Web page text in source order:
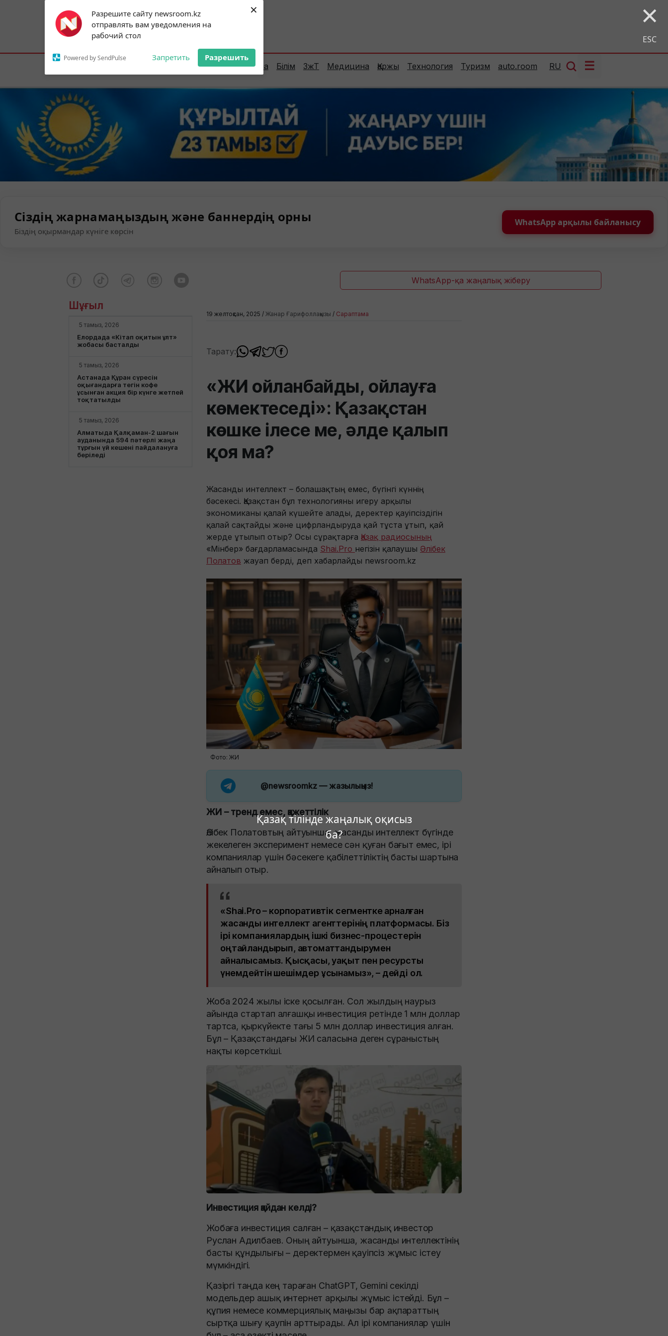
Разрешите сайту newsroom.kz
отправлять вам уведомления на
рабочий стол
Powered by SendPulse Запретить Разрешить
× ×
ESC
Қазақ тілінде жаңалық оқисыз
ба?
Subscribe to our
notifications!
To enable permission prompts, click on
the notification icon
Астана:21°C Алматы:24°C Шымкент:
Елорда Сараптама Білім ЗжТ Медицина Қаржы Технология Туризм auto.room RU ☰
Сіздің жарнамаңыздың және баннердің орны
Біздің оқырмандар күніге көрсін
WhatsApp арқылы байланысу
WhatsApp-қа жаңалық жіберу
Шұғыл
5 тамыз, 2026
Елордада «Кітап оқитын ұлт»
жобасы басталды
5 тамыз, 2026
Астанада Құран сүресін
оқығандарға тегін кофе
ұсынған акция бір күнге жетпей
тоқтатылды
5 тамыз, 2026
Алматыда Қалқаман-2 шағын
ауданында 594 пәтерлі жаңа
тұрғын үй кешені пайдалануға
беріледі
19 желтоқсан, 2025 / Жанар Ғарифоллақызы / Сараптама
Тарату:
«ЖИ ойланбайды, ойлауға
көмектеседі»: Қазақстан
көшке ілесе ме, әлде қалып
қоя ма?
Жасанды интеллект – болашақтың емес, бүгінгі күннің
бәсекесі. Қазақстан бұл технологияны игеру арқылы
экономиканы қалай күшейте алады, деректер қауіпсіздігін
қалай сақтайды және цифрландыруда қай тұста ұтып, қай
жерде ұтылып отыр? Осы сұрақтарға Қазақ радиосының
«Мінбер» бағдарламасында Shai.Pro негізін қалаушы Әлібек
Полатов жауап берді, деп хабарлайды newsroom.kz
Фото: ЖИ
@newsroomkz— жазылыңыз!
ЖИ – тренд емес, қажеттілік
Әлібек Полатовтың айтуынша, жасанды интеллект бүгінде
жекелеген эксперимент немесе сән қуған бағыт емес, ірі
компаниялар үшін бәсекеге қабілеттіліктің басты шартына
айналып отыр.
«Shai.Pro – корпоративтік сегментке арналған
жасанды интеллект агенттерінің платформасы. Біз
ірі компаниялардың ішкі бизнес-процестерін
оңтайландырып, автоматтандырумен
айналысамыз. Қысқасы, уақыт пен ресурсты
үнемдейтін шешімдер ұсынамыз», – дейді ол.
Жоба 2024 жылы іске қосылған. Сол жылдың наурыз
айында стартап алғашқы инвестиция ретінде 1 млн доллар
тартса, қыркүйекте тағы 5 млн доллар инвестиция алған.
Бұл – Қазақстандағы ЖИ саласына деген сұраныстың
нақты көрсеткіші.
Инвестиция қайдан келді?
Жобаға инвестиция салған – қазақстандық инвестор
Руслан Адилбаев. Оның айтуынша, жасанды интеллектінің
басты құндылығы – деректермен қауіпсіз жұмыс істеу
мүмкіндігі.
Қазіргі таңда кең тараған ChatGPT, Gemini секілді
модельдер ашық интернет арқылы жұмыс істейді. Бұл –
құпия немесе коммерциялық маңызы бар ақпараттың
сыртқа шығу қаупін арттырады. Ал ірі компаниялар үшін